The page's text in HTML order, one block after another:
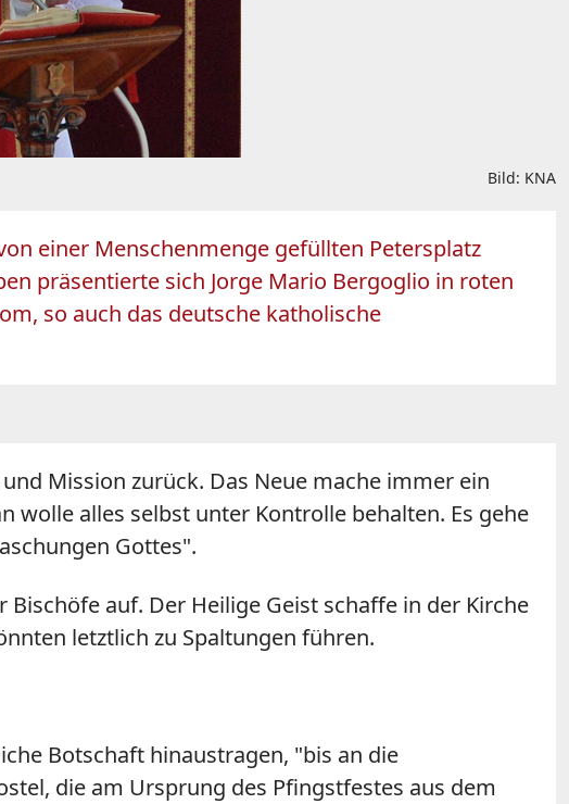
Bild: KNA
einer Menschenmenge gefüllten Petersplatz
präsentierte sich Jorge Mario Bergoglio in roten
so auch das deutsche katholische
Mission zurück. Das Neue mache immer ein
alles selbst unter Kontrolle behalten. Es gehe
Gottes".
auf. Der Heilige Geist schaffe in der Kirche
letztlich zu Spaltungen führen.
Botschaft hinaustragen, "bis an die
die am Ursprung des Pfingstfestes aus dem